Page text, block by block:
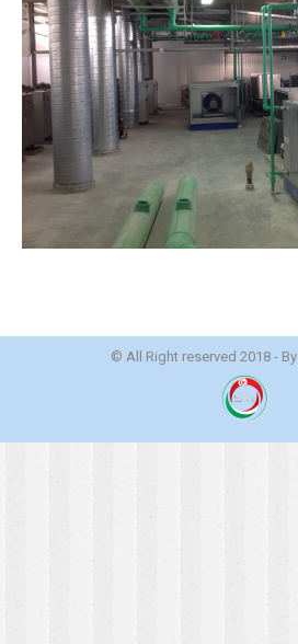
© All Right reserved 2018 - By